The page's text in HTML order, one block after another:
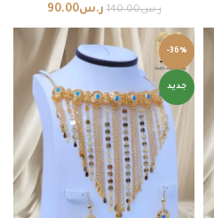
ر.س140.00 ر.س90.00
-36%
جديد